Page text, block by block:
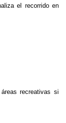
el recorrido en
recreativas si